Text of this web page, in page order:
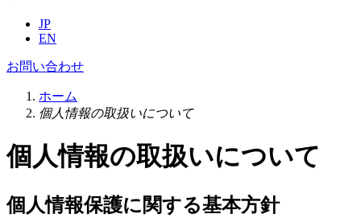
JP
EN
お問い合わせ
ホーム
個人情報の取扱いについて
個人情報の取扱いについて
個人情報保護に関する基本方針